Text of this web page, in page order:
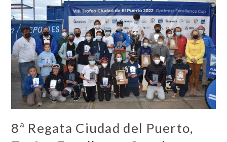
8ª Regata Ciudad del Puerto,